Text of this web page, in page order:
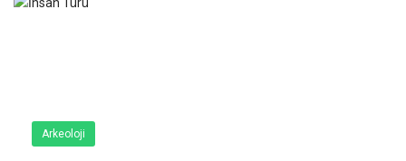
Arkeoloji